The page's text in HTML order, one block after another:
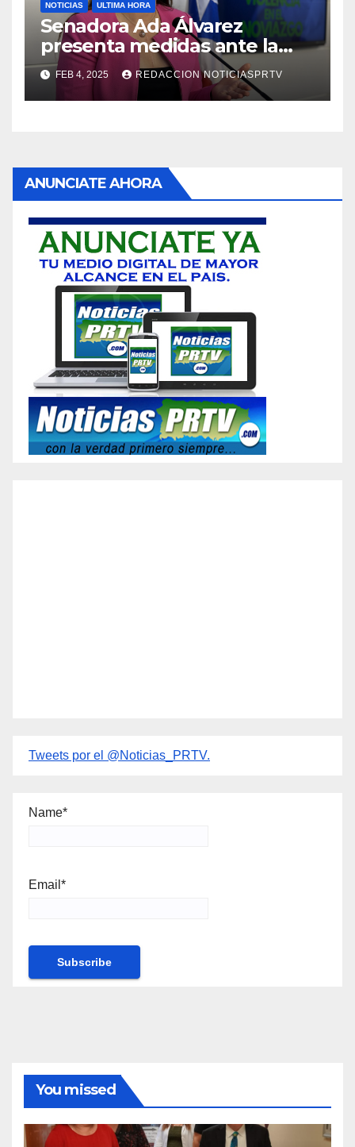
NOTICIAS ULTIMA HORA
Senadora Ada Álvarez
presenta medidas ante la
violencia en el noviazgo
FEB 4, 2025 REDACCION NOTICIASPRTV
ANUNCIATE AHORA
Tweets por el @Noticias_PRTV.
Name*
Email*
You missed